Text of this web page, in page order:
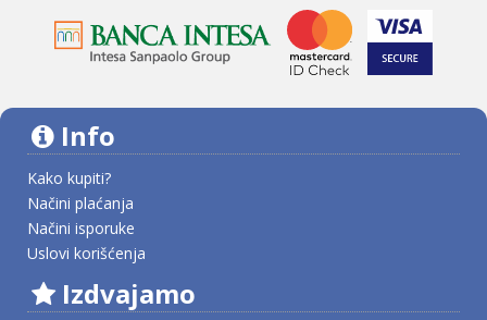
Info
Kako kupiti?
Načini plaćanja
Načini isporuke
Uslovi korišćenja
Izdvajamo